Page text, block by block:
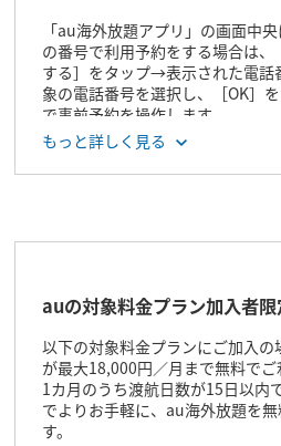
「au海外放題アプリ」の画面中
の番号で利用予約をする場合は
する］をタップ→表示された電話
象の電話番号を選択し、［OK］
で事前予約を操作します。
もっと詳しく見る
auの​対象料金プラン加入者
以下の​対象料金プランに​ご加入
が最大18,000円／月まで​無料で​ご
​1カ月のうち​渡航日数が​15日以内
でより​お手軽に、​au海外放題を​
す。